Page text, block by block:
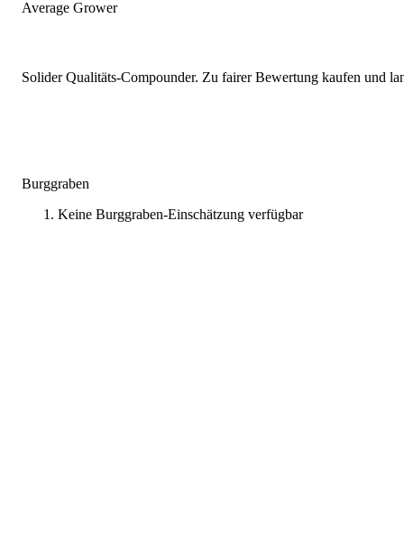
Average Grower
Solider Qualitäts-Compounder. Zu fairer Bewertung kaufen und
Burggraben
Keine Burggraben-Einschätzung verfügbar